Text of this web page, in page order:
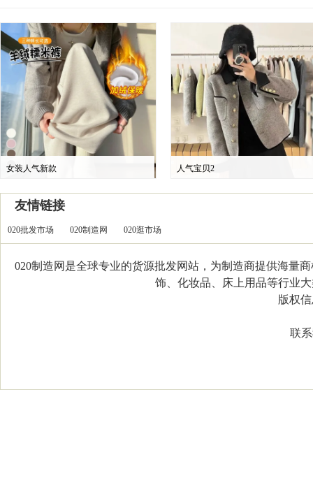
女装人气新款 人气宝贝2
友情链接
020批发市场 020制造网 020逛市场
020制造网是全球专业的货源批发网站，为制造商提供海量
饰、化妆品、床上用品等行业
版权信
联